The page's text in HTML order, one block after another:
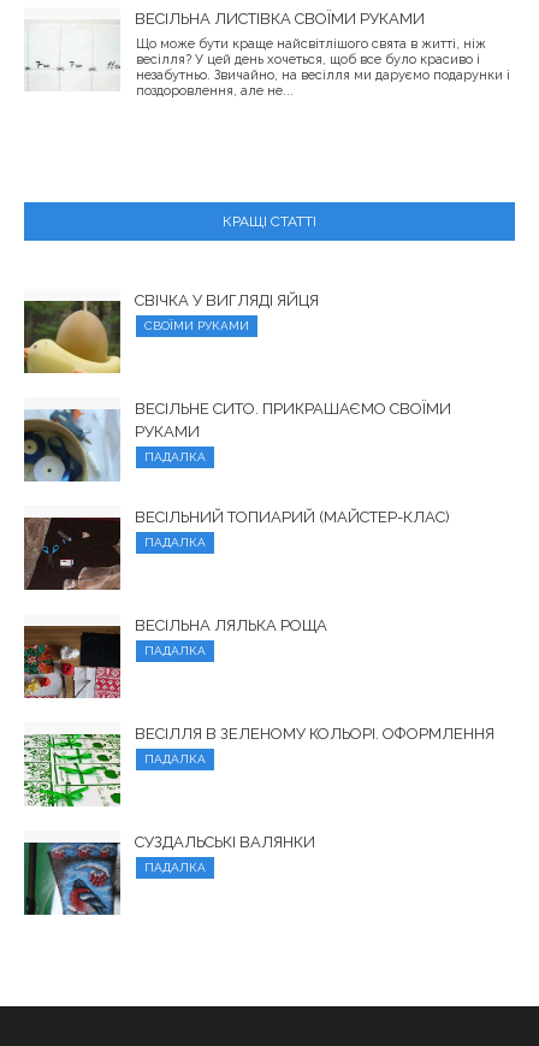
ВЕСІЛЬНА ЛИСТІВКА СВОЇМИ РУКАМИ
Що може бути краще найсвітлішого свята в житті, ніж
весілля? У цей день хочеться, щоб все було красиво і
незабутньо. Звичайно, на весілля ми даруємо подарунки і
поздоровлення, але не...
КРАЩІ СТАТТІ
СВІЧКА У ВИГЛЯДІ ЯЙЦЯ
СВОЇМИ РУКАМИ
ВЕСІЛЬНЕ СИТО. ПРИКРАШАЄМО СВОЇМИ
РУКАМИ
ПАДАЛКА
ВЕСІЛЬНИЙ ТОПИАРИЙ (МАЙСТЕР-КЛАС)
ПАДАЛКА
ВЕСІЛЬНА ЛЯЛЬКА РОЩА
ПАДАЛКА
ВЕСІЛЛЯ В ЗЕЛЕНОМУ КОЛЬОРІ. ОФОРМЛЕННЯ
ПАДАЛКА
СУЗДАЛЬСЬКІ ВАЛЯНКИ
ПАДАЛКА